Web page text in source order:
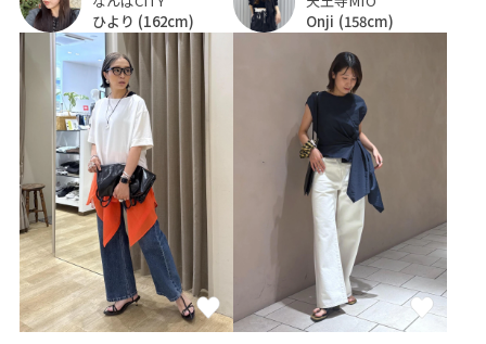
ひより (162cm)
Onji (158cm)